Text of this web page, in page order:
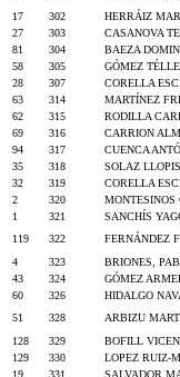
17
302 HERRÁIZ
27
303 CASANOVA
81
304 BAEZA
58
305 GÓMEZ
28
307 CORELLA
63
314 MARTÍNEZ
62
315 RODILLA
69
316 CARRION
94
317 CUENCA
35
318 SOLAZ
32
319 CORELLA
2
320 MONTESINOS
1
321 SANCHÍS
119
322 FERNÁNDEZ
4
323 BRIONES,
43
324 GÓMEZ
60
326 HIDALGO
51
328 ARBIZU
128
329 BOFILL
129
330 LOPEZ RUIZ-
19
331 SALVADOR